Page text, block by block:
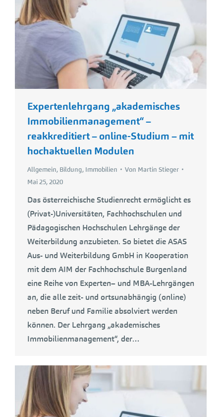
Expertenlehrgang „akademisches
Immobilienmanagement“ –
reakkreditiert – online-Studium – mit
hochaktuellen Modulen
Allgemein, Bildung, Immobilien Von Martin Stieger
Mai 25, 2020
Das österreichische Studienrecht ermöglicht es
(Privat-)Universitäten, Fachhochschulen und
Pädagogischen Hochschulen Lehrgänge der
Weiterbildung anzubieten. So bietet die ASAS
Aus- und Weiterbildung GmbH in Kooperation
mit dem AIM der Fachhochschule Burgenland
eine Reihe von Experten– und MBA-Lehrgängen
an, die alle zeit- und ortsunabhängig (online)
neben Beruf und Familie absolviert werden
können. Der Lehrgang „akademisches
Immobilienmanagement“, der…